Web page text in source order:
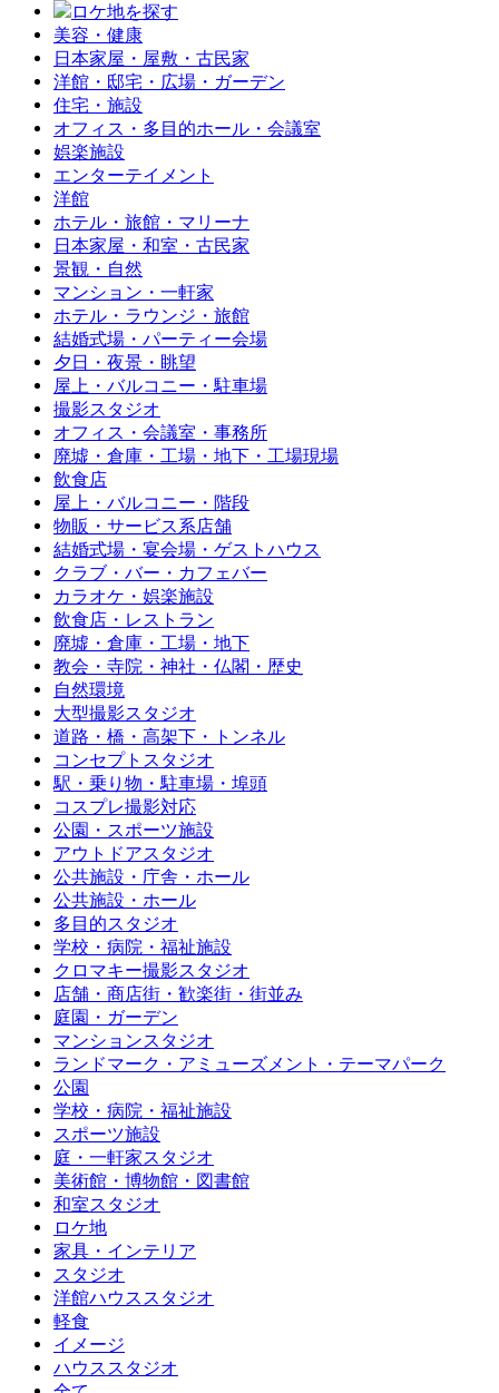
ロケ地を探す
美容・健康
日本家屋・屋敷・古民家
洋館・邸宅・広場・ガーデン
住宅・施設
オフィス・多目的ホール・会議室
娯楽施設
エンターテイメント
洋館
ホテル・旅館・マリーナ
日本家屋・和室・古民家
景観・自然
マンション・一軒家
ホテル・ラウンジ・旅館
結婚式場・パーティー会場
夕日・夜景・眺望
屋上・バルコニー・駐車場
撮影スタジオ
オフィス・会議室・事務所
廃墟・倉庫・工場・地下・工場現場
飲食店
屋上・バルコニー・階段
物販・サービス系店舗
結婚式場・宴会場・ゲストハウス
クラブ・バー・カフェバー
カラオケ・娯楽施設
飲食店・レストラン
廃墟・倉庫・工場・地下
教会・寺院・神社・仏閣・歴史
自然環境
大型撮影スタジオ
道路・橋・高架下・トンネル
コンセプトスタジオ
駅・乗り物・駐車場・埠頭
コスプレ撮影対応
公園・スポーツ施設
アウトドアスタジオ
公共施設・庁舎・ホール
公共施設・ホール
多目的スタジオ
学校・病院・福祉施設
クロマキー撮影スタジオ
店舗・商店街・歓楽街・街並み
庭園・ガーデン
マンションスタジオ
ランドマーク・アミューズメント・テーマパーク
公園
学校・病院・福祉施設
スポーツ施設
庭・一軒家スタジオ
美術館・博物館・図書館
和室スタジオ
ロケ地
家具・インテリア
スタジオ
洋館ハウススタジオ
軽食
イメージ
ハウススタジオ